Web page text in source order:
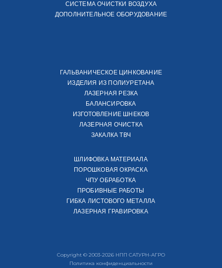
Copyright © 2003-2026 НПП САТУРН-АГРО
Политика конфиденциальности
ГАЛЬВАНИЧЕСКОЕ ЦИНКОВАНИЕ
ИЗДЕЛИЯ ИЗ ПОЛИУРЕТАНА
ЛАЗЕРНАЯ РЕЗКА
БАЛАНСИРОВКА
ИЗГОТОВЛЕНИЕ ШНЕКОВ
ЛАЗЕРНАЯ ОЧИСТКА
ЗАКАЛКА ТВЧ
ШЛИФОВКА МАТЕРИАЛА
ПОРОШКОВАЯ ОКРАСКА
ЧПУ ОБРАБОТКА
ПРОБИВНЫЕ РАБОТЫ
ГИБКА ЛИСТОВОГО МЕТАЛЛА
ЛАЗЕРНАЯ ГРАВИРОВКА
СИСТЕМА ОЧИСТКИ ВОЗДУХА
ДОПОЛНИТЕЛЬНОЕ ОБОРУДОВАНИЕ